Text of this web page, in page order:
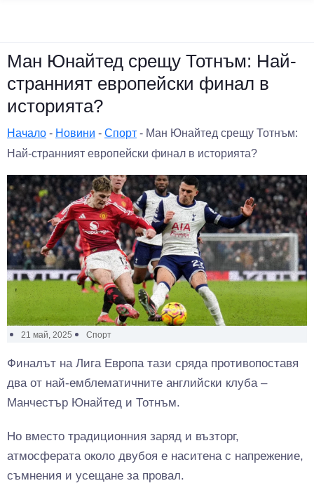
Ман Юнайтед срещу Тотнъм: Най-
странният европейски финал в
историята?
Начало - Новини - Спорт - Ман Юнайтед срещу Тотнъм:
Най-странният европейски финал в историята?
21 май, 2025 Спорт
Финалът на Лига Европа тази сряда противопоставя
два от най-емблематичните английски клуба –
Манчестър Юнайтед и Тотнъм.
Но вместо традиционния заряд и възторг,
атмосферата около двубоя е наситена с напрежение,
съмнения и усещане за провал.